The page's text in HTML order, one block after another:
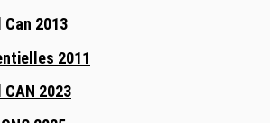
Can 2013
2011
CAN 2023